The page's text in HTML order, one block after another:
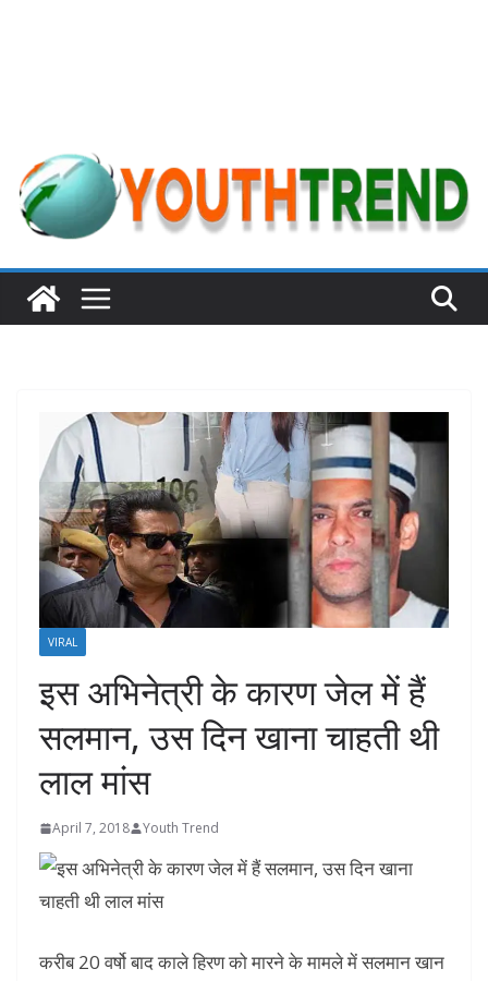
VIRAL
इस अभिनेत्री के कारण जेल में हैं
सलमान, उस दिन खाना चाहती थी
लाल मांस
April 7, 2018 Youth Trend
करीब 20 वर्षो बाद काले हिरण को मारने के मामले में सलमान खान